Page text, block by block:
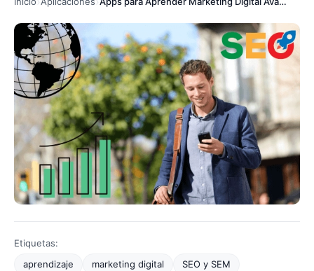
Etiquetas:
aprendizaje
marketing digital SEO y SEM